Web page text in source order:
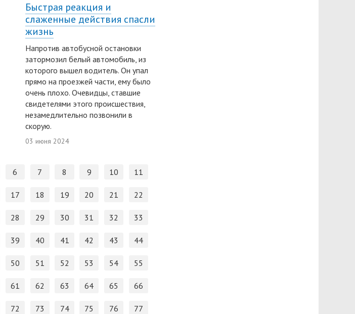
Быстрая реакция и
слаженные действия спасли
жизнь
Напротив автобусной остановки
затормозил белый автомобиль, из
которого вышел водитель. Он упал
прямо на проезжей части, ему было
очень плохо. Очевидцы, ставшие
свидетелями этого происшествия,
незамедлительно позвонили в
скорую.
03 июня 2024
6 7 8 9 10 11
17 18 19 20 21 22
28 29 30 31 32 33
39 40 41 42 43 44
50 51 52 53 54 55
61 62 63 64 65 66
72 73 74 75 76 77